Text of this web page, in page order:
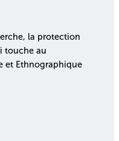
la protection
touche au
et Ethnographique